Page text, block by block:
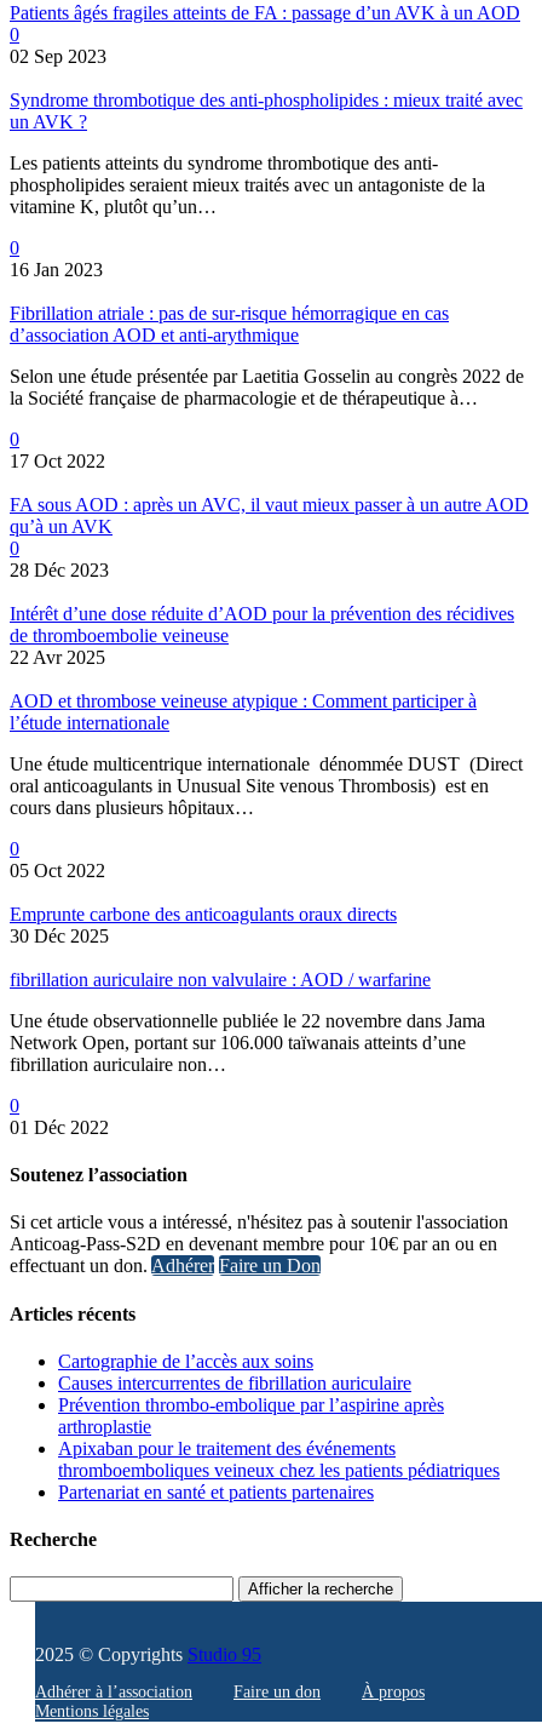
Patients âgés fragiles atteints de FA : passage d’un AVK à un AOD
0
02 Sep 2023
Syndrome thrombotique des anti-phospholipides : mieux traité avec
un AVK ?
Les patients atteints du syndrome thrombotique des anti-
phospholipides seraient mieux traités avec un antagoniste de la
vitamine K, plutôt qu’un…
0
16 Jan 2023
Fibrillation atriale : pas de sur-risque hémorragique en cas
d’association AOD et anti-arythmique
Selon une étude présentée par Laetitia Gosselin au congrès 2022 de
la Société française de pharmacologie et de thérapeutique à…
0
17 Oct 2022
FA sous AOD : après un AVC, il vaut mieux passer à un autre AOD
qu’à un AVK
0
28 Déc 2023
Intérêt d’une dose réduite d’AOD pour la prévention des récidives
de thromboembolie veineuse
22 Avr 2025
AOD et thrombose veineuse atypique : Comment participer à
l’étude internationale
Une étude multicentrique internationale dénommée DUST (Direct
oral anticoagulants in Unusual Site venous Thrombosis) est en
cours dans plusieurs hôpitaux…
0
05 Oct 2022
Emprunte carbone des anticoagulants oraux directs
30 Déc 2025
fibrillation auriculaire non valvulaire : AOD / warfarine
Une étude observationnelle publiée le 22 novembre dans Jama
Network Open, portant sur 106.000 taïwanais atteints d’une
fibrillation auriculaire non…
0
01 Déc 2022
Soutenez l’association
Si cet article vous a intéressé, n'hésitez pas à soutenir l'association
Anticoag-Pass-S2D en devenant membre pour 10€ par an ou en
effectuant un don. Adhérer Faire un Don
Articles récents
Cartographie de l’accès aux soins
Causes intercurrentes de fibrillation auriculaire
Prévention thrombo-embolique par l’aspirine après
arthroplastie
Apixaban pour le traitement des événements
thromboemboliques veineux chez les patients pédiatriques
Partenariat en santé et patients partenaires
Recherche
Afficher la recherche
2025 © Copyrights Studio 95
Adhérer à l’association Faire un don
À propos
Mentions légales